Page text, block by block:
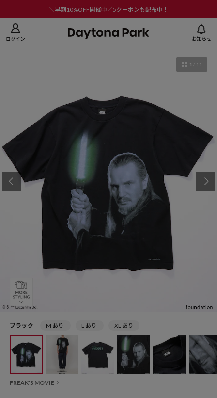
＼早割10%OFF開催中／5クーポンも配布中！
ログイン お知らせ
1 / 11
ブラック M あり L あり XL あり
FREAK'S MOVIE